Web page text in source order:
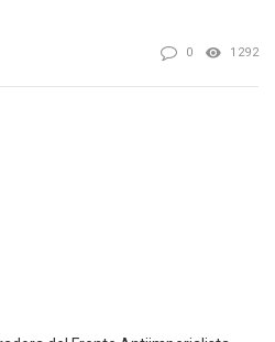
0 1292